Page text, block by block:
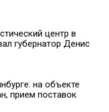
центр в
губернатор Денис
на объекте
прием поставок